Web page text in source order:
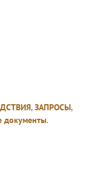
,ЗАПРОСЫ,
документы.